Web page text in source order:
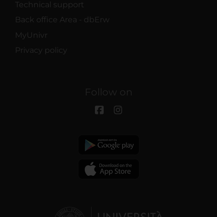
Technical support
Back office Area - dbErw
MyUnivr
Privacy policy
Follow on